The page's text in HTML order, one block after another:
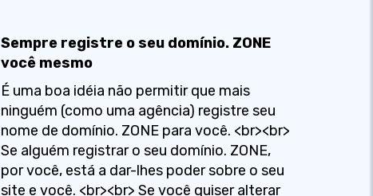
Sempre registre o seu domínio. ZONE
você mesmo
É uma boa idéia não permitir que mais
ninguém (como uma agência) registre seu
nome de domínio. ZONE para você. <br><br>
Se alguém registrar o seu domínio. ZONE,
por você, está a dar-lhes poder sobre o seu
site e você. <br><br> Se você quiser alterar